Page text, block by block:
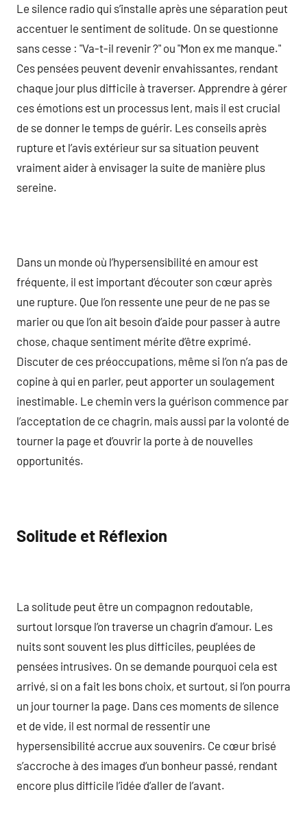
Le silence radio qui s’installe après une séparation peut
accentuer le sentiment de solitude. On se questionne
sans cesse : "Va-t-il revenir ?" ou "Mon ex me manque."
Ces pensées peuvent devenir envahissantes, rendant
chaque jour plus difficile à traverser. Apprendre à gérer
ces émotions est un processus lent, mais il est crucial
de se donner le temps de guérir. Les conseils après
rupture et l’avis extérieur sur sa situation peuvent
vraiment aider à envisager la suite de manière plus
sereine.
Dans un monde où l’hypersensibilité en amour est
fréquente, il est important d’écouter son cœur après
une rupture. Que l’on ressente une peur de ne pas se
marier ou que l’on ait besoin d’aide pour passer à autre
chose, chaque sentiment mérite d’être exprimé.
Discuter de ces préoccupations, même si l’on n’a pas de
copine à qui en parler, peut apporter un soulagement
inestimable. Le chemin vers la guérison commence par
l’acceptation de ce chagrin, mais aussi par la volonté de
tourner la page et d’ouvrir la porte à de nouvelles
opportunités.
Solitude et Réflexion
La solitude peut être un compagnon redoutable,
surtout lorsque l’on traverse un chagrin d’amour. Les
nuits sont souvent les plus difficiles, peuplées de
pensées intrusives. On se demande pourquoi cela est
arrivé, si on a fait les bons choix, et surtout, si l’on pourra
un jour tourner la page. Dans ces moments de silence
et de vide, il est normal de ressentir une
hypersensibilité accrue aux souvenirs. Ce cœur brisé
s’accroche à des images d’un bonheur passé, rendant
encore plus difficile l’idée d’aller de l’avant.